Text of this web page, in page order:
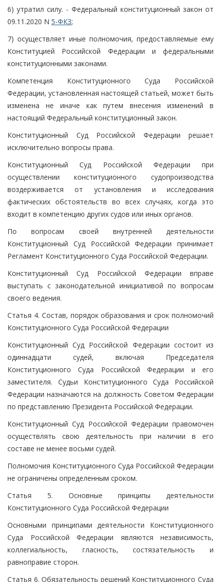
6) утратил силу. - Федеральный конституционный закон от
09.11.2020 N 5-ФКЗ;
7) осуществляет иные полномочия, предоставляемые ему
Конституцией Российской Федерации и федеральными
конституционными законами.
Компетенция Конституционного Суда Российской
Федерации, установленная настоящей статьей, может быть
изменена не иначе как путем внесения изменений в
настоящий Федеральный конституционный закон.
Конституционный Суд Российской Федерации решает
исключительно вопросы права.
Конституционный Суд Российской Федерации при
осуществлении конституционного судопроизводства
воздерживается от установления и исследования
фактических обстоятельств во всех случаях, когда это
входит в компетенцию других судов или иных органов.
По вопросам своей внутренней деятельности
Конституционный Суд Российской Федерации принимает
Регламент Конституционного Суда Российской Федерации.
Конституционный Суд Российской Федерации вправе
выступать с законодательной инициативой по вопросам
своего ведения.
Статья 4. Состав, порядок образования и срок полномочий
Конституционного Суда Российской Федерации
Конституционный Суд Российской Федерации состоит из
одиннадцати судей, включая Председателя
Конституционного Суда Российской Федерации и его
заместителя. Судьи Конституционного Суда Российской
Федерации назначаются на должность Советом Федерации
по представлению Президента Российской Федерации.
Конституционный Суд Российской Федерации правомочен
осуществлять свою деятельность при наличии в его
составе не менее восьми судей.
Полномочия Конституционного Суда Российской Федерации
не ограничены определенным сроком.
Статья 5. Основные принципы деятельности
Конституционного Суда Российской Федерации
Основными принципами деятельности Конституционного
Суда Российской Федерации являются независимость,
коллегиальность, гласность, состязательность и
равноправие сторон.
Статья 6. Обязательность решений Конституционного Суда